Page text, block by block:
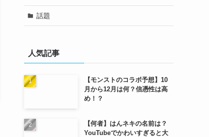
話題
人気記事
【モンストのコラボ予想】10
月から12月は何？信憑性は高
め！？
【何者】はんネキの名前は？
YouTubeでかわいすぎると大